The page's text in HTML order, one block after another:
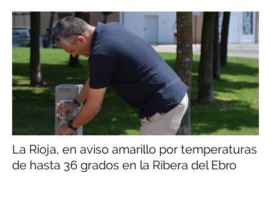
La Rioja, en aviso amarillo por temperaturas
de hasta 36 grados en la Ribera del Ebro